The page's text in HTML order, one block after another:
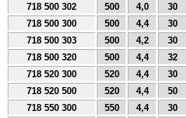
718 500 302
500 4,0 30
718 500 300
500 4,4 30
718 500 303
500 4,2 30
718 500 320
500 4,4 32
718 520 300
520 4,4 30
718 520 500
520 4,4 50
718 550 300
550 4,4 30